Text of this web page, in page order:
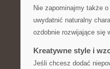
Nie zapominajmy także
uwydatnić naturalny
ozdobnie‍ rozwijające się
Kreatywne style i
Jeśli chcesz dodać